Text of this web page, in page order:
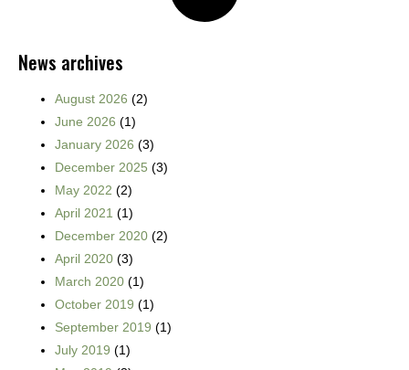
News archives
August 2026 (2)
June 2026 (1)
January 2026 (3)
December 2025 (3)
May 2022 (2)
April 2021 (1)
December 2020 (2)
April 2020 (3)
March 2020 (1)
October 2019 (1)
September 2019 (1)
July 2019 (1)